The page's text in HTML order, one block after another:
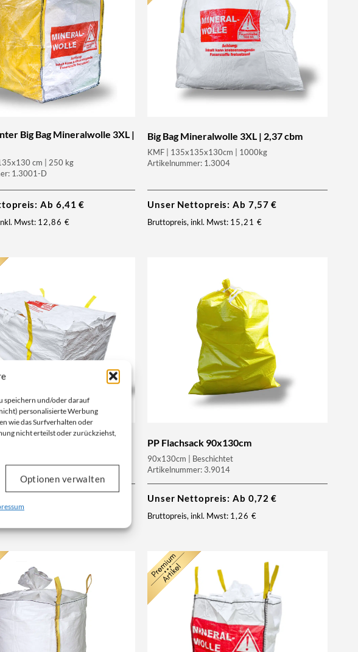
speichern und/oder darauf
personalisierte Werbung
wie das Surfverhalten oder
nicht erteilst oder zurückziehst,
Optionen verwalten
Big Bag Mineralwolle 3XL |
cm | 250 kg
1.3001-D
Ab 6,41€
Mwst: 12,86 €
Big Bag Mineralwolle 3XL | 2,37 cbm
KMF | 135x135x130cm | 1000kg
Artikelnummer: 1.3004
Unser Nettopreis: Ab 7,57€
Bruttopreis, inkl. Mwst: 15,21 €
PP Flachsack 90x130cm
90x130cm | Beschichtet
Artikelnummer: 3.9014
Unser Nettopreis: Ab 0,72€
Bruttopreis, inkl. Mwst: 1,26 €